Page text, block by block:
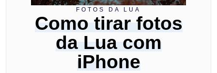
FOTOS DA LUA
Como tirar fotos
da Lua com
iPhone